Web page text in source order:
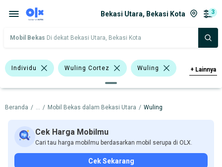
Bekasi Utara, Bekasi Kota 3
Mobil Bekas Di dekat Bekasi Utara, Bekasi Kota
Individu Wuling Cortez Wuling
Harga Merek Dan Model Tahun
Tipe Bodi Tipe Membership
+ Lainnya
Beranda / ... / Mobil Bekas dalam Bekasi Utara / Wuling
Cek Harga Mobilmu
Cari tau harga mobilmu berdasarkan mobil serupa di OLX.
Cek Sekarang